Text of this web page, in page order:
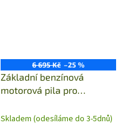
6 695 Kč –25 %
Základní benzínová
motorová pila pro
Skladem (odesíláme do 3-5dnů)